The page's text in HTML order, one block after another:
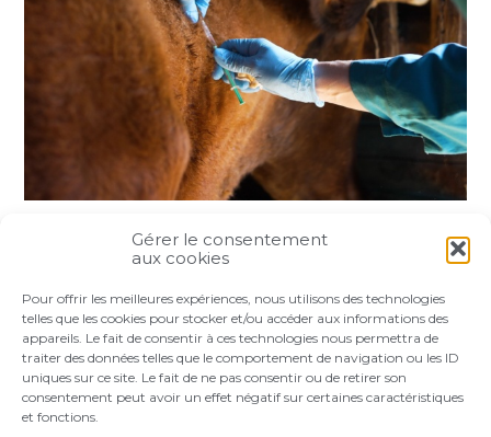
Gérer le consentement
aux cookies
Pour offrir les meilleures expériences, nous utilisons des technologies
telles que les cookies pour stocker et/ou accéder aux informations des
appareils. Le fait de consentir à ces technologies nous permettra de
traiter des données telles que le comportement de navigation ou les ID
uniques sur ce site. Le fait de ne pas consentir ou de retirer son
consentement peut avoir un effet négatif sur certaines caractéristiques
et fonctions.
FaceBook
TwitterLinkedIn